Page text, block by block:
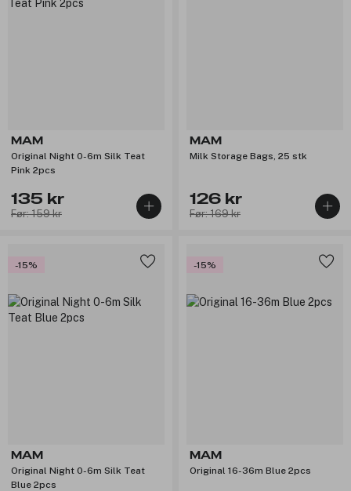
MAM
Original Night 0-6m Silk Teat
Pink 2pcs
135 kr
Før: 159 kr
MAM
Milk Storage Bags, 25 stk
126 kr
Før: 169 kr
-15%
MAM
Original Night 0-6m Silk Teat
Blue 2pcs
-15%
MAM
Original 16-36m Blue 2pcs